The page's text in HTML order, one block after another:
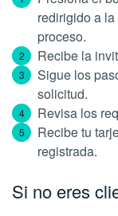
redirigido a
proceso.
Recibe la
Sigue los
solicitud.
Revisa los
Recibe tu
registrada.
Si no eres